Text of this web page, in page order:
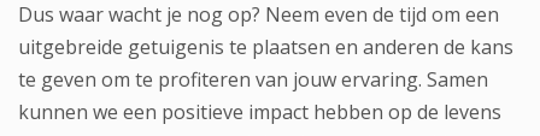
Dus waar wacht je nog op? Neem even de tijd om een
uitgebreide getuigenis te plaatsen en anderen de kans
te geven om te profiteren van jouw ervaring. Samen
kunnen we een positieve impact hebben op de levens